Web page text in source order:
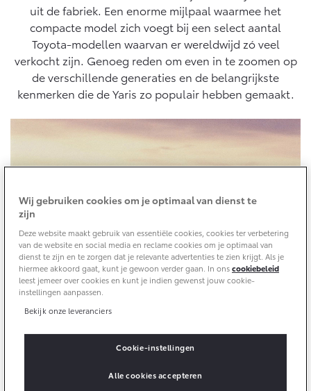
Vanaf € 31.895,- Vanaf € 32.995,-
Corolla Hatchback
HYBRIDE
Vanaf € 33.495,-
Corolla Touring Sports
HYBRIDE
Vanaf € 35.495,-
Corolla Cross
HYBRIDE
Toyota C-HR
APK
Airco check
Vakantiecheck
Hybride Zekerheid Controle
Toyota handleidingen
Schade & Garantie
Toyota Pechhulp
Schade & Glasherstel
10 jaar Toyota garantie
10 jaar batterijgarantie
Toyota fabrieksgarantie
Wat is Private Lease?
Bereken je maandbedrag
Private Lease voor ZZP
Toyota Betaalplan
Laadpas
Energie en slim laden
Verzekeren
Toyota Autoverzekering
Toyota Hybride Autoverzekering
Zakelijk
Toyota voor de zaak
Leaserijder
ZZP
Wagenparkbeheer
Contact zakelijke markt
Financial Lease
Operational Lease
Bedrijfswagens
Bedrijfswagens op maat
Financieren of leasen
Werkplaatsafspraak maken
Contact en Route
Bekijk de verwachte modellen
uit de fabriek. Een enorme mijlpaal waarmee het
compacte model zich voegt bij een select aantal
Toyota-modellen waarvan er wereldwijd zó veel
verkocht zijn. Genoeg reden om even in te zoomen op
de verschillende generaties en de belangrijkste
kenmerken die de Yaris zo populair hebben gemaakt.
Eerste generatie (1999-2005)
van de Toyota Starlet. Het model maakte toen meteen
indruk met zijn ontwerpstijl, het praktische interieur
Wij gebruiken cookies om je optimaal van dienst te
zijn
Deze website maakt gebruik van essentiële cookies, cookies ter verbetering
van de website en social media en reclame cookies om je optimaal van
dienst te zijn en te zorgen dat je relevante advertenties te zien krijgt. Als je
hiermee akkoord gaat, kunt je gewoon verder gaan. In onscookiebeleid
leest jemeer over cookies en kunt je indien gewenst jouw cookie-
instellingen aanpassen.
Bekijk onze leveranciers
Cookie-instellingen
Alle cookies accepteren